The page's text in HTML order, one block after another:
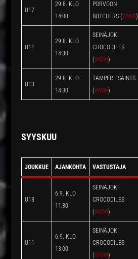
U17
29.8. KLO
14:00
PORVOON
BUTCHERS (WWW)
U11
29.8. KLO
14:30
SEINÄJOKI
CROCODILES
(WWW)
U13
29.8. KLO
14:30
TAMPERE SAINTS
(WWW)
SYYSKUU
JOUKKUE AJANKOHTA VASTUSTAJA
U13
6.9. KLO
11:30
SEINÄJOKI
CROCODILES
(WWW)
U11
6.9. KLO
13:00
SEINÄJOKI
CROCODILES
(WWW)